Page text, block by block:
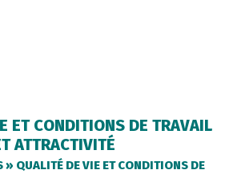
ET CONDITIONS DE TRAVAIL
ATTRACTIVITÉ
» QUALITÉ DE VIE ET CONDITIONS DE